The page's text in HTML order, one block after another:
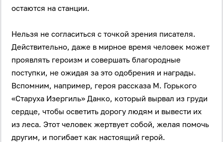
остаются на станции.
Нельзя не согласиться с точкой зрения писателя.
Действительно, даже в мирное время человек может
проявлять героизм и совершать благородные
поступки, не ожидая за это одобрения и награды.
Вспомним, например, героя рассказа М. Горького
«Старуха Изергиль» Данко, который вырвал из груди
сердце, чтобы осветить дорогу людям и вывести их
из леса. Этот человек жертвует собой, желая помочь
другим, и погибает как настоящий герой.